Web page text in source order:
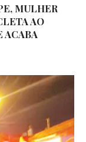
MULHER
AO
ACABA